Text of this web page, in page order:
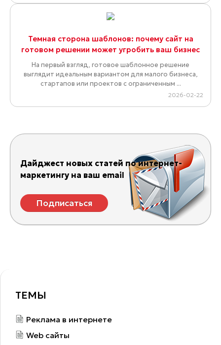
Темная сторона шаблонов: почему сайт на
готовом решении может угробить ваш бизнес
На первый взгляд, готовое шаблонное решение
выглядит идеальным вариантом для малого бизнеса,
стартапов или проектов с ограниченным ...
2026-02-22
Дайджест новых статей по интернет-
маркетингу на ваш email
Подписаться
ТЕМЫ
Реклама в интернете
Web сайты